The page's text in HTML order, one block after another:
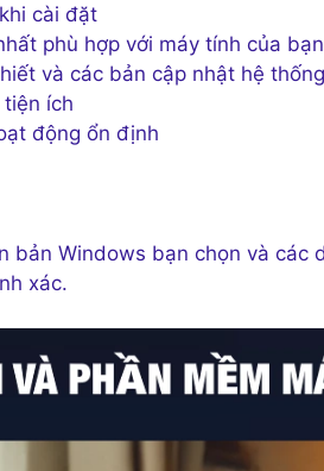
cài đặt
phù hợp với máy tính của bạn
và các bản cập nhật hệ thống
ích
động ổn định
bản Windows bạn chọn và các
xác.